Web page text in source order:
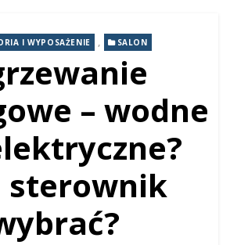
I WYPOSAŻENIE , SALON
– wodne
sterownik